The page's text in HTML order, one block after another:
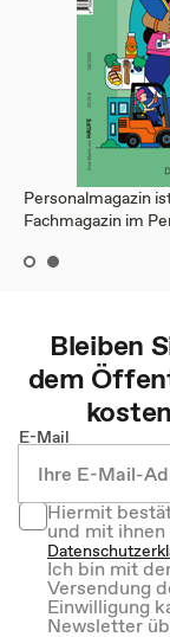
Personalmagazin
Fachmagazin im
Bleiben
dem
E-Mail
Hiermit
und mit
Ich bin mit
Versendung
Einwilligung
Newsletter